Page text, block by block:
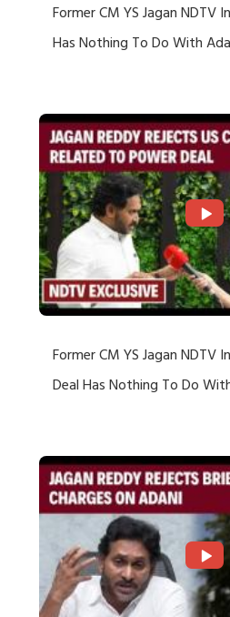
Former CM YS Jagan NDTV
Has Nothing To Do With
Former CM YS Jagan NDTV
Deal Has Nothing To Do